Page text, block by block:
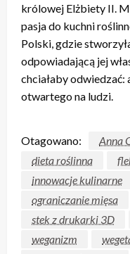
królowej Elżbiety II.
pasja do kuchni
Polski, gdzie
odpowiadającą jej
chciałaby
otwartego na ludzi.
Otagowano: Anna
dieta roślinna
innowacje kulinarne
ograniczanie mięsa
stek z drukarki 3D
weganizm